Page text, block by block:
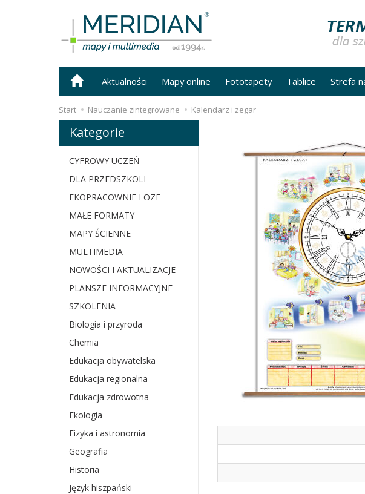
Aktualności Mapy online Fototapety Tablice Strefa
Start Nauczanie zintegrowane Kalendarz i zegar
Kategorie
CYFROWY UCZEŃ
DLA PRZEDSZKOLI
EKOPRACOWNIE I OZE
MAŁE FORMATY
MAPY ŚCIENNE
MULTIMEDIA
NOWOŚCI I AKTUALIZACJE
PLANSZE INFORMACYJNE
SZKOLENIA
Biologia i przyroda
Chemia
Edukacja obywatelska
Edukacja regionalna
Edukacja zdrowotna
Ekologia
Fizyka i astronomia
Geografia
Historia
Język hiszpański